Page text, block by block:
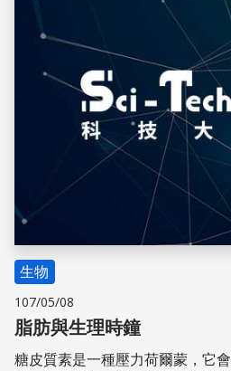
生物
107/05/08
脂肪與生理時鐘
糖皮質素是一種壓力荷爾蒙，它